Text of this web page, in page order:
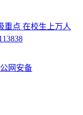
重点 在校生上万人
网安备